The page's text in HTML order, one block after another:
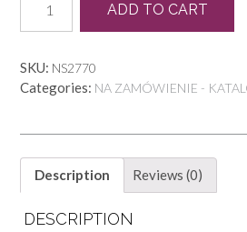
0972
quantity
ADD TO CART
SKU: NS2770
Categories: NA ZAMÓWIENIE -
Description Reviews (0)
DESCRIPTION